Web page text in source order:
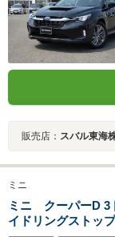
販売店： スバル東海
ミニ
ミニ クーパーD 3